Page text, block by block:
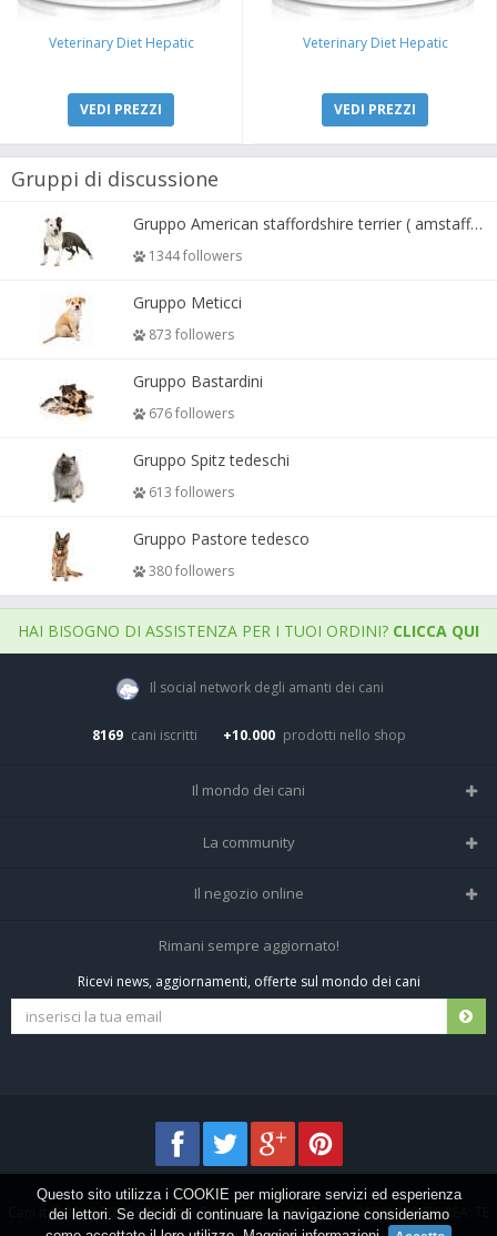
Veterinary Diet Hepatic
VEDI PREZZI
Veterinary Diet Hepatic
VEDI PREZZI
Gruppi di discussione
Gruppo American staffordshire terrier ( amstaff, amastaff )
1344 followers
Gruppo Meticci
873 followers
Gruppo Bastardini
676 followers
Gruppo Spitz tedeschi
613 followers
Gruppo Pastore tedesco
380 followers
HAI BISOGNO DI ASSISTENZA PER I TUOI ORDINI? CLICCA QUI
Il social network degli amanti dei cani
8169 cani iscritti +10.000 prodotti nello shop
Il mondo dei cani
Tutte le razze
La community
Home
Tutti i cani iscritti
Il negozio online
Negozio per cani
Spedizioni e resi
Rimani sempre aggiornato!
Ricevi news, aggiornamenti, offerte sul mondo dei cani
Cani.it © 2013-2026 •Privacy•Frezza Network S.R.L. P.I. 01821400676 REA: TE
Questo sito utilizza i COOKIE per migliorare servizi ed esperienza
dei lettori. Se decidi di continuare la navigazione consideriamo